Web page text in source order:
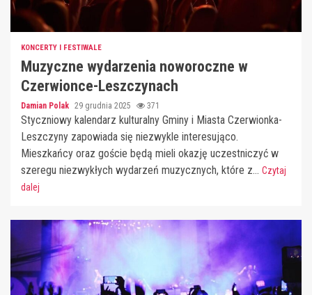
KONCERTY I FESTIWALE
Muzyczne wydarzenia noworoczne w
Czerwionce-Leszczynach
Damian Polak 29 grudnia 2025 371
Styczniowy kalendarz kulturalny Gminy i Miasta Czerwionka-
Leszczyny zapowiada się niezwykle interesująco.
Mieszkańcy oraz goście będą mieli okazję uczestniczyć w
szeregu niezwykłych wydarzeń muzycznych, które z... Czytaj
dalej